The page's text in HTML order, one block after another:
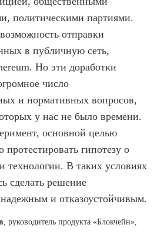
политическими партиями.
отправки
в публичную сеть,
Но эти доработки
число
и нормативных вопросов,
у нас не было времени.
основной целью
протестировать гипотезу о
технологии. В таких условиях
сделать решение
и отказоустойчивым.
, руководитель продукта «Блокчейн»,